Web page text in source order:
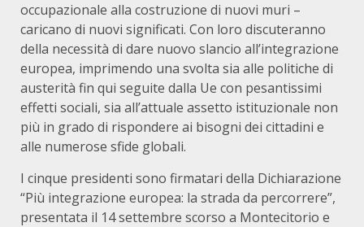
occupazionale alla costruzione di nuovi muri –
caricano di nuovi significati. Con loro discuteranno
della necessità di dare nuovo slancio all’integrazione
europea, imprimendo una svolta sia alle politiche di
austerità fin qui seguite dalla Ue con pesantissimi
effetti sociali, sia all’attuale assetto istituzionale non
più in grado di rispondere ai bisogni dei cittadini e
alle numerose sfide globali.
I cinque presidenti sono firmatari della Dichiarazione
“Più integrazione europea: la strada da percorrere”,
presentata il 14 settembre scorso a Montecitorio e